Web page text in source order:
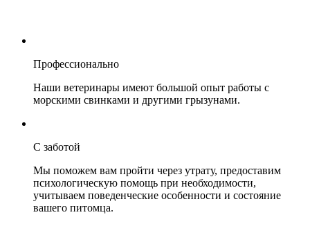
Профессионально
Наши ветеринары имеют большой опыт работы с
морскими свинками и другими грызунами.
С заботой
Мы поможем вам пройти через утрату, предоставим
психологическую помощь при необходимости,
учитываем поведенческие особенности и состояние
вашего питомца.